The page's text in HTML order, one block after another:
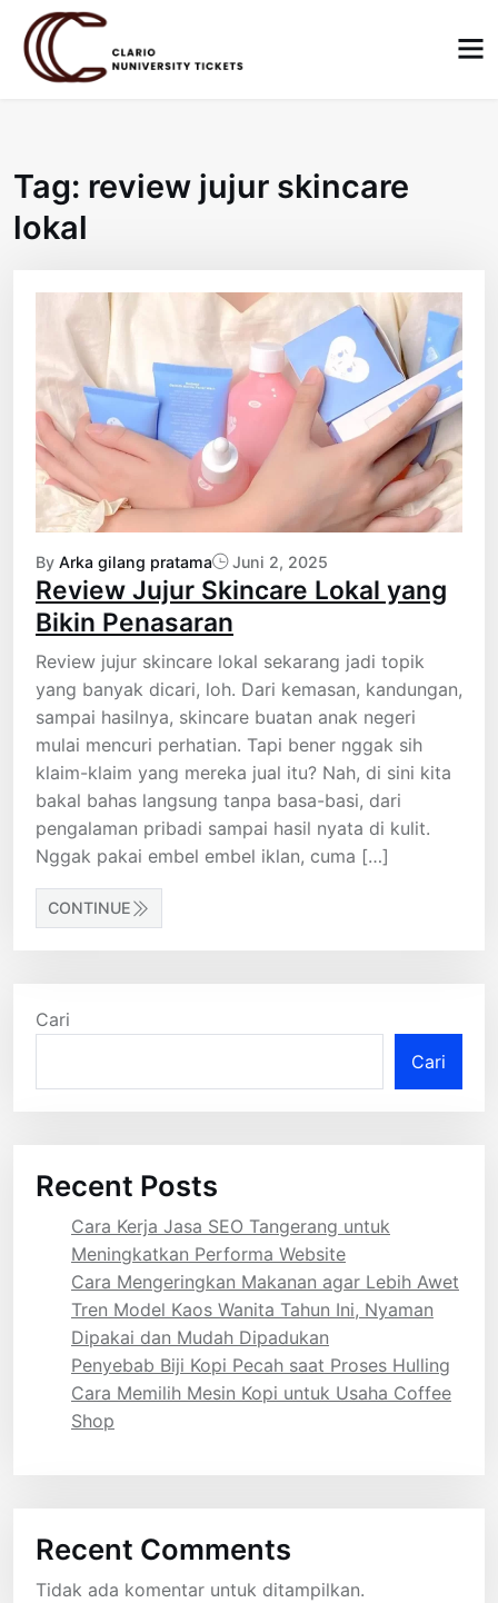
content
Tag: review jujur skincare
lokal
By Arka gilang pratama Juni 2, 2025
Review Jujur Skincare Lokal yang
Bikin Penasaran
Review jujur skincare lokal sekarang jadi topik
yang banyak dicari, loh. Dari kemasan, kandungan,
sampai hasilnya, skincare buatan anak negeri
mulai mencuri perhatian. Tapi bener nggak sih
klaim-klaim yang mereka jual itu? Nah, di sini kita
bakal bahas langsung tanpa basa-basi, dari
pengalaman pribadi sampai hasil nyata di kulit.
Nggak pakai embel embel iklan, cuma […]
CONTINUE
Cari
Cari
Recent Posts
Cara Kerja Jasa SEO Tangerang untuk
Meningkatkan Performa Website
Cara Mengeringkan Makanan agar Lebih Awet
Tren Model Kaos Wanita Tahun Ini, Nyaman
Dipakai dan Mudah Dipadukan
Penyebab Biji Kopi Pecah saat Proses Hulling
Cara Memilih Mesin Kopi untuk Usaha Coffee
Shop
Recent Comments
Tidak ada komentar untuk ditampilkan.